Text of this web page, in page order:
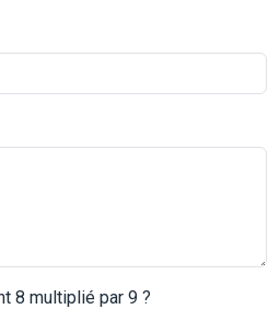
8 multiplié par 9 ?